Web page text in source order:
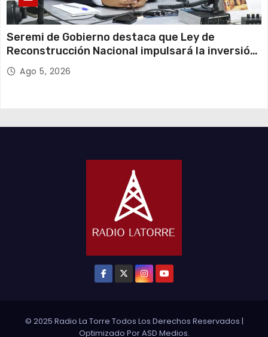
Seremi de Gobierno destaca que Ley de
Reconstrucción Nacional impulsará la inversión
y el empleo en Tarapacá
Ago 5, 2026
© 2025 Radio La Torre Todos Los Derechos Reservados |
Optimizado PorASD Medios.